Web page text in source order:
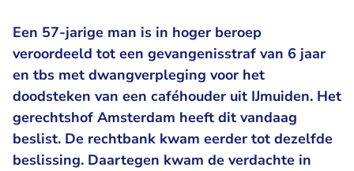
Een 57-jarige man is in hoger beroep
veroordeeld tot een gevangenisstraf van 6 jaar
en tbs met dwangverpleging voor het
doodsteken van een caféhouder uit IJmuiden. Het
gerechtshof Amsterdam heeft dit vandaag
beslist. De rechtbank kwam eerder tot dezelfde
beslissing. Daartegen kwam de verdachte in